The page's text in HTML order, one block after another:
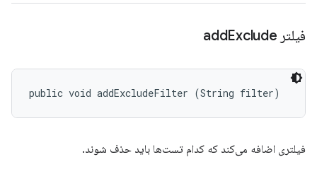
فیلتر add Exclude
public void addExcludeFilter (String filter)
فیلتری اضافه می‌کند که کدام تست‌ها باید حذف شوند.